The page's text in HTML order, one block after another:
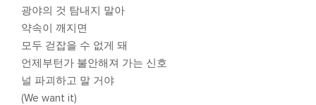
광야의 것 탐내지 말아
약속이 깨지면
모두 걷잡을 수 없게 돼
언제부턴가 불안해져 가는 신호
널 파괴하고 말 거야
(We want it)